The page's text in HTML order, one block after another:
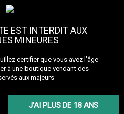
EST INTERDIT AUX
MINEURES
certifier que vous avez l’âge
à une boutique vendant des
aux majeurs
J’AI PLUS DE 18 ANS